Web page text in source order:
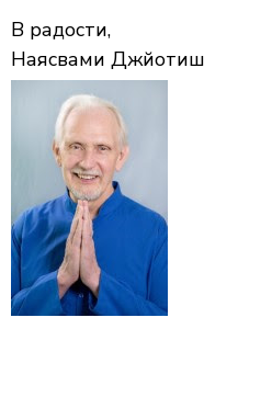
В радости,
Наясвами Джйотиш